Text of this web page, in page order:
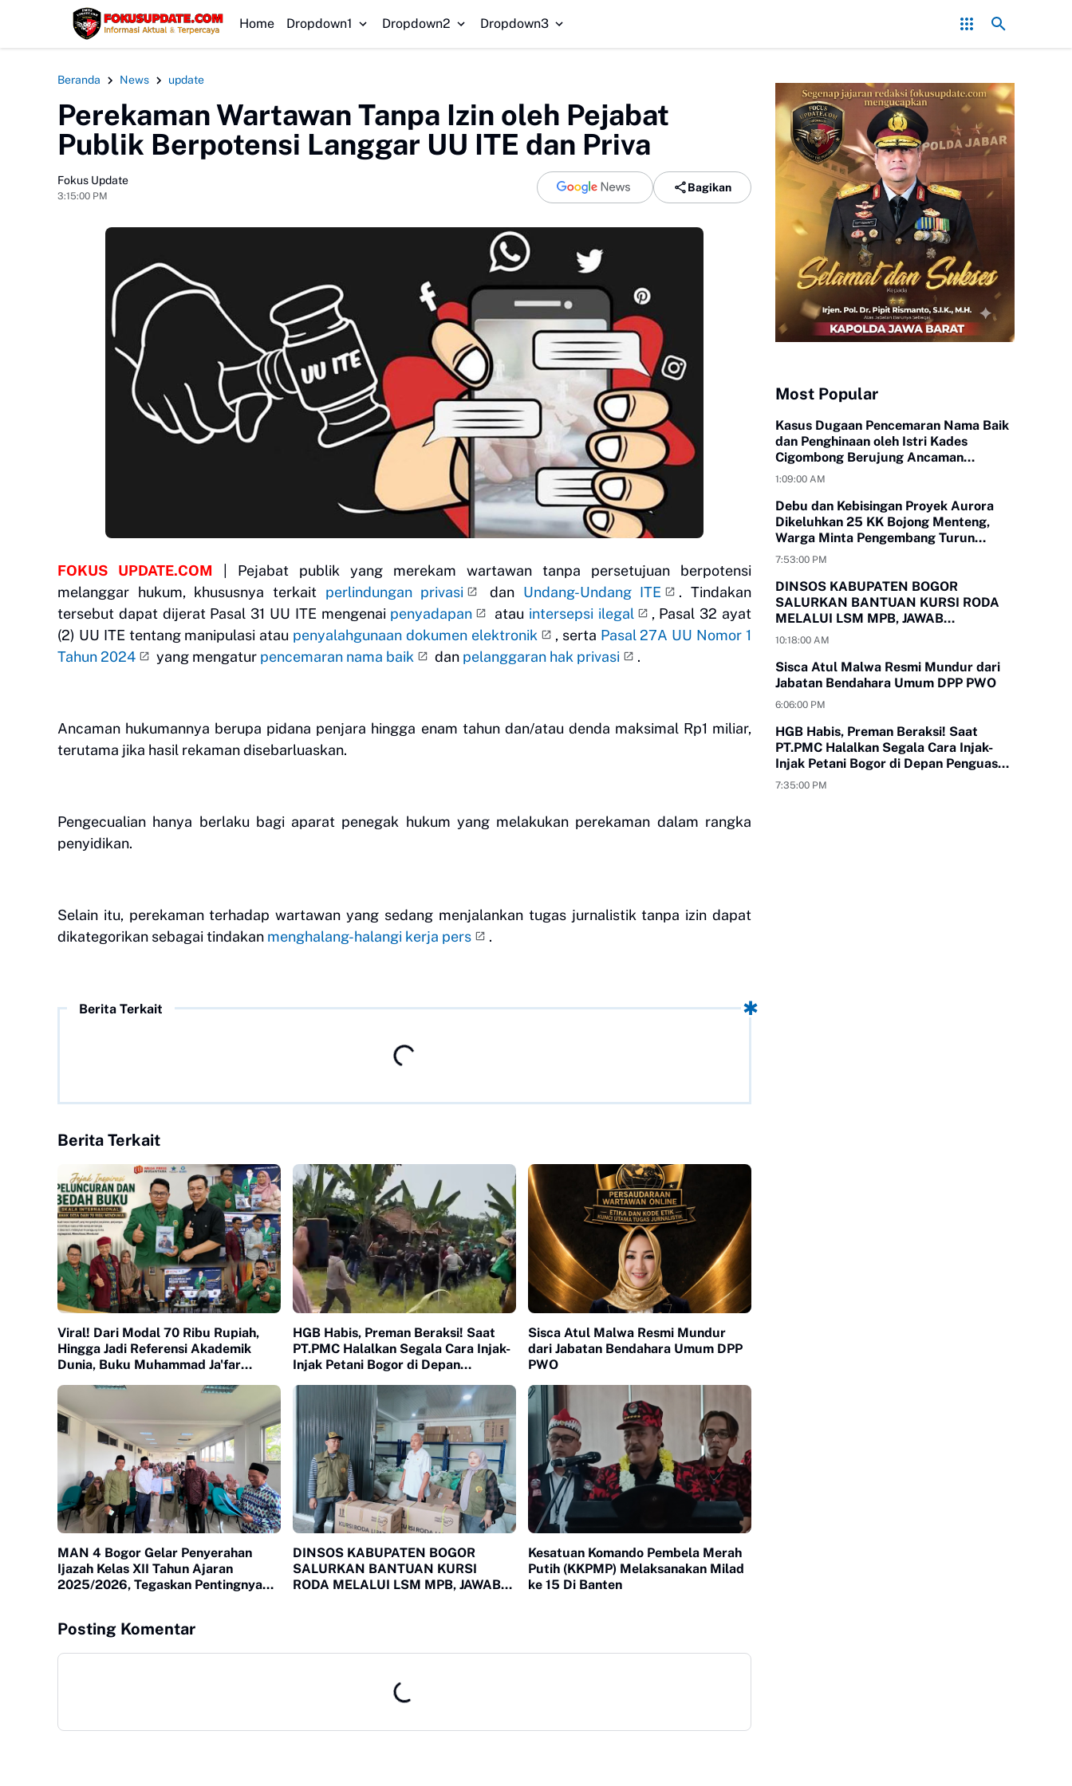
HEADLINE MAN 4 Bogor Gelar Penyerahan Ijazah Kelas XII Tahun Ajaran
Home Dropdown1 Dropdown2 Dropdown3
Beranda News update
Perekaman Wartawan Tanpa Izin oleh Pejabat
Publik Berpotensi Langgar UU ITE dan Priva
Fokus Update
3:15:00 PM
Bagikan
FOKUS UPDATE.COM | Pejabat publik yang merekam wartawan tanpa persetujuan berpotensi
melanggar hukum, khususnya terkait perlindungan privasi dan Undang-Undang ITE
. Tindakan
tersebut dapat dijerat Pasal 31 UU ITE mengenai penyadapan atau intersepsi ilegal
, Pasal 32 ayat
(2) UU ITE tentang manipulasi atau penyalahgunaan dokumen elektronik , serta Pasal 27A UU Nomor 1
Tahun 2024
yang mengatur pencemaran nama baik dan pelanggaran hak privasi .
Ancaman hukumannya berupa pidana penjara hingga enam tahun dan/atau denda maksimal Rp1 miliar,
terutama jika hasil rekaman disebarluaskan.
Pengecualian hanya berlaku bagi aparat penegak hukum yang melakukan perekaman dalam rangka
penyidikan.
Selain itu, perekaman terhadap wartawan yang sedang menjalankan tugas jurnalistik tanpa izin dapat
dikategorikan sebagai tindakan menghalang-halangi kerja pers .
Berita Terkait
Berita Terkait
Viral! Dari Modal 70 Ribu Rupiah,
Hingga Jadi Referensi Akademik
Dunia, Buku Muhammad Ja'far
HGB Habis, Preman Beraksi! Saat
PT.PMC Halalkan Segala Cara Injak-
Injak Petani Bogor di Depan
Sisca Atul Malwa Resmi Mundur
dari Jabatan Bendahara Umum DPP
PWO
MAN 4 Bogor Gelar Penyerahan
Ijazah Kelas XII Tahun Ajaran
2025/2026, Tegaskan Pentingnya
DINSOS KABUPATEN BOGOR
SALURKAN BANTUAN KURSI
RODA MELALUI LSM MPB, JAWAB
Kesatuan Komando Pembela Merah
Putih (KKPMP) Melaksanakan Milad
ke 15 Di Banten
Posting Komentar
Most Popular
Kasus Dugaan Pencemaran Nama Baik
dan Penghinaan oleh Istri Kades
Cigombong Berujung Ancaman
Laporan Polisi
1:09:00 AM
Debu dan Kebisingan Proyek Aurora
Dikeluhkan 25 KK Bojong Menteng,
Warga Minta Pengembang Turun
Tangan
7:53:00 PM
DINSOS KABUPATEN BOGOR
SALURKAN BANTUAN KURSI RODA
MELALUI LSM MPB, JAWAB
KEBUTUHAN WARGA
10:18:00 AM
Sisca Atul Malwa Resmi Mundur dari
Jabatan Bendahara Umum DPP PWO
6:06:00 PM
HGB Habis, Preman Beraksi! Saat
PT.PMC Halalkan Segala Cara Injak-
Injak Petani Bogor di Depan Penguasa
yang Bungkam
7:35:00 PM